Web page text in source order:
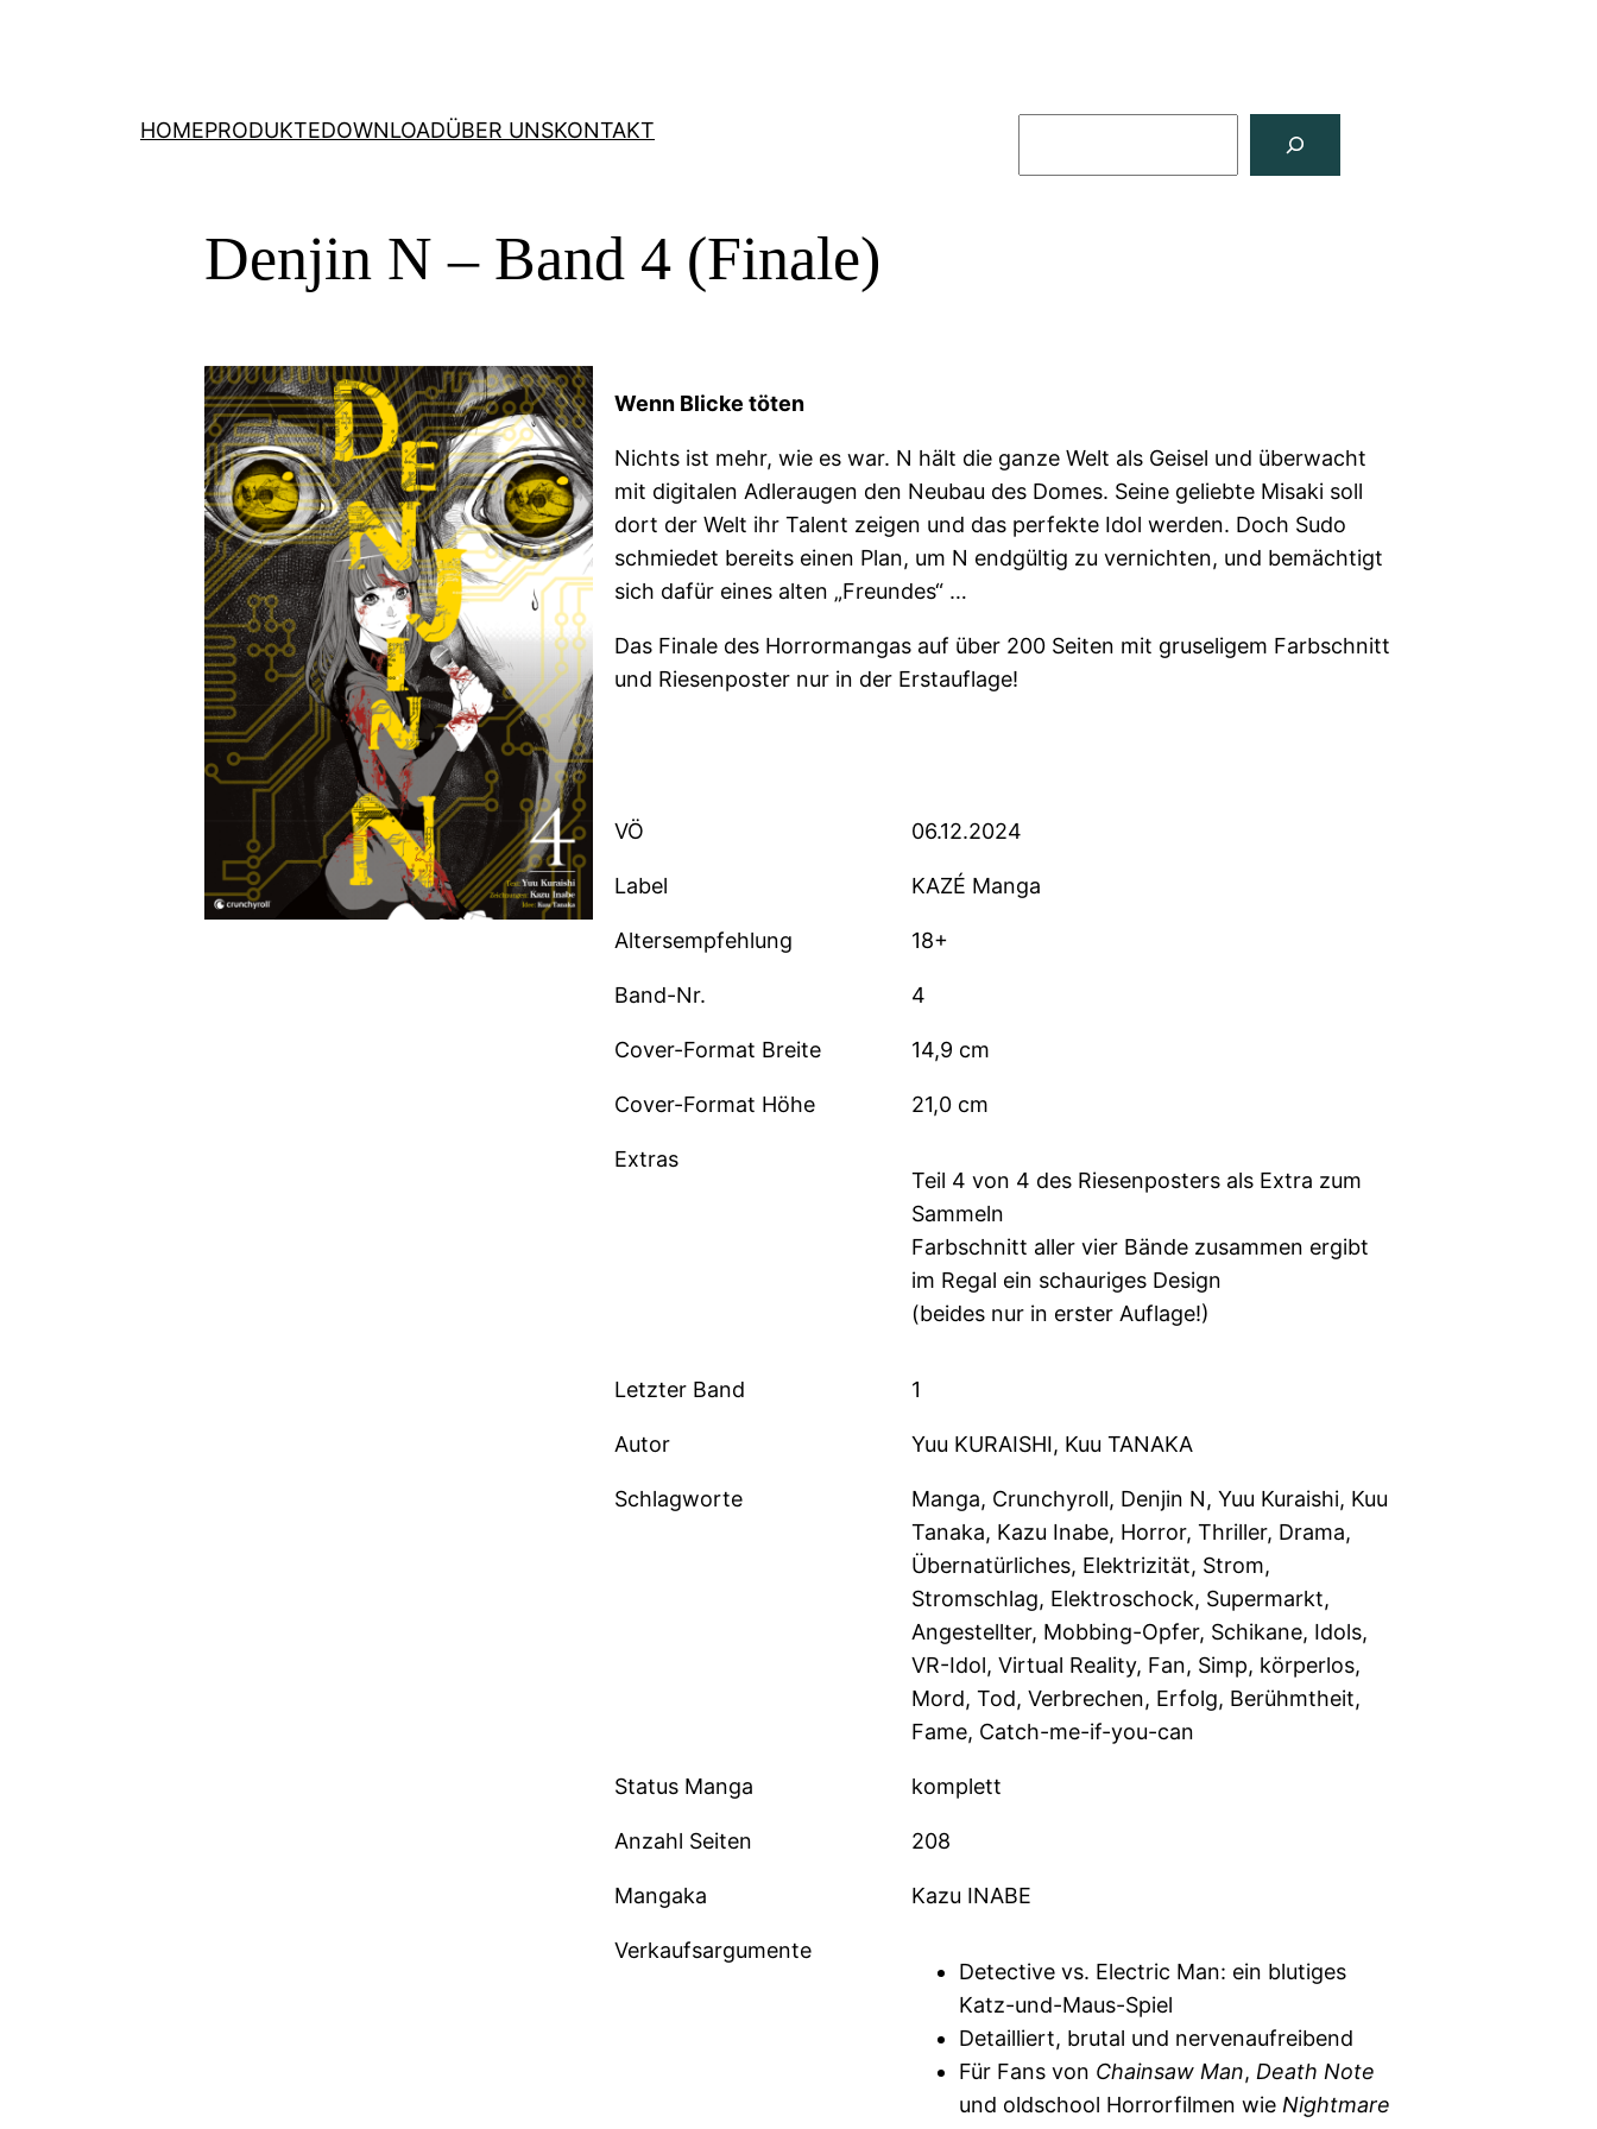
HOMEPRODUKTEDOWNLOADÜBER UNSKONTAKT
Denjin N – Band 4 (Finale)
Wenn Blicke töten
Nichts ist mehr, wie es war. N hält die ganze Welt als Geisel und überwacht
mit digitalen Adleraugen den Neubau des Domes. Seine geliebte Misaki soll
dort der Welt ihr Talent zeigen und das perfekte Idol werden. Doch Sudo
schmiedet bereits einen Plan, um N endgültig zu vernichten, und bemächtigt
sich dafür eines alten „Freundes“ …
Das Finale des Horrormangas auf über 200 Seiten mit gruseligem Farbschnitt
und Riesenposter nur in der Erstauflage!
VÖ 06.12.2024
Label KAZÉ Manga
Altersempfehlung 18+
Band-Nr. 4
Cover-Format Breite 14,9 cm
Cover-Format Höhe 21,0 cm
Extras
Teil 4 von 4 des Riesenposters als Extra zum
Sammeln
Farbschnitt aller vier Bände zusammen ergibt
im Regal ein schauriges Design
(beides nur in erster Auflage!)
Letzter Band 1
Autor Yuu KURAISHI, Kuu TANAKA
Schlagworte
Manga, Crunchyroll, Denjin N, Yuu Kuraishi, Kuu
Tanaka, Kazu Inabe, Horror, Thriller, Drama,
Übernatürliches, Elektrizität, Strom,
Stromschlag, Elektroschock, Supermarkt,
Angestellter, Mobbing-Opfer, Schikane, Idols,
VR-Idol, Virtual Reality, Fan, Simp, körperlos,
Mord, Tod, Verbrechen, Erfolg, Berühmtheit,
Fame, Catch-me-if-you-can
Status Manga komplett
Anzahl Seiten 208
Mangaka Kazu INABE
Verkaufsargumente
Detective vs. Electric Man: ein blutiges
Katz-und-Maus-Spiel
Detailliert, brutal und nervenaufreibend
Für Fans von Chainsaw Man, Death Note
und oldschool Horrorfilmen wie Nightmare